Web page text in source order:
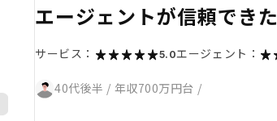
エージェントが信頼できた
サービス： 5.0エージェント：
40代後半 / 年収700万円台 /